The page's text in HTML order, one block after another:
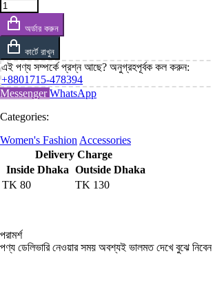
অর্ডার করুন
কার্টে রাখুন
এই পণ্য সম্পর্কে প্রশ্ন আছে? অনুগ্রহপূর্বক কল করুন:
+8801715-478394
MessengerWhatsApp
Categories:
Women's FashionAccessories
Delivery Charge
Inside Dhaka Outside Dhaka
TK 80 TK 130
পরামর্শ
পণ্য ডেলিভারি নেওয়ার সময় অবশ্যই ভালমত দেখে বুঝে